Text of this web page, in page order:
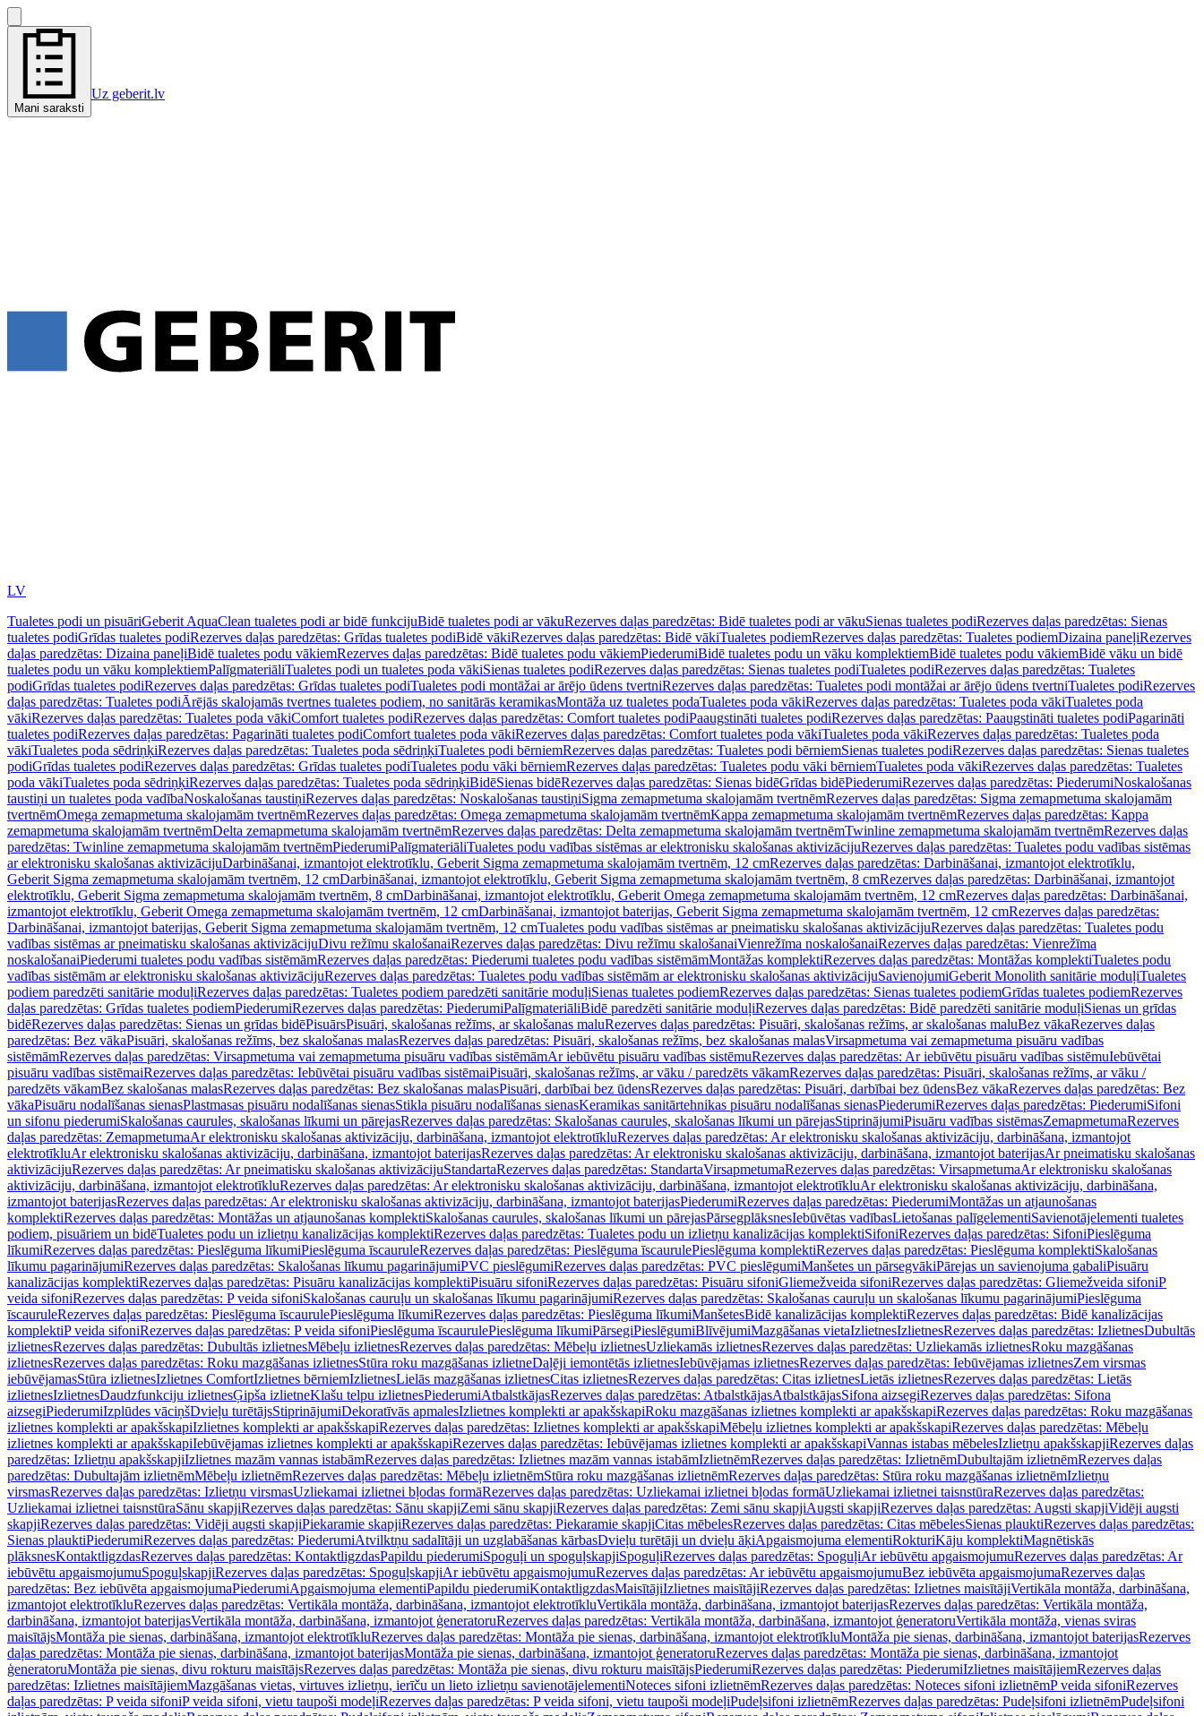
Mani saraksti
Uz geberit.lv
LV
Tualetes podi un pisuāriGeberit AquaClean tualetes podi ar bidē funkcijuBidē tualetes podi ar vākuRezerves daļas paredzētas: Bidē tualetes podi ar vākuSienas tualetes podiRezerves daļas paredzētas: Sienas
tualetes podiGrīdas tualetes podiRezerves daļas paredzētas: Grīdas tualetes podiBidē vākiRezerves daļas paredzētas: Bidē vākiTualetes podiemRezerves daļas paredzētas: Tualetes podiemDizaina paneļiRezerves
daļas paredzētas: Dizaina paneļiBidē tualetes podu vākiemRezerves daļas paredzētas: Bidē tualetes podu vākiemPiederumiBidē tualetes podu un vāku komplektiemBidē tualetes podu vākiemBidē vāku un bidē
tualetes podu un vāku komplektiemPalīgmateriāliTualetes podi un tualetes poda vākiSienas tualetes podiRezerves daļas paredzētas: Sienas tualetes podiTualetes podiRezerves daļas paredzētas: Tualetes
podiGrīdas tualetes podiRezerves daļas paredzētas: Grīdas tualetes podiTualetes podi montāžai ar ārējo ūdens tvertniRezerves daļas paredzētas: Tualetes podi montāžai ar ārējo ūdens tvertniTualetes podiRezerves
daļas paredzētas: Tualetes podiĀrējās skalojamās tvertnes tualetes podiem, no sanitārās keramikasMontāža uz tualetes podaTualetes poda vākiRezerves daļas paredzētas: Tualetes poda vākiTualetes poda
vākiRezerves daļas paredzētas: Tualetes poda vākiComfort tualetes podiRezerves daļas paredzētas: Comfort tualetes podiPaaugstināti tualetes podiRezerves daļas paredzētas: Paaugstināti tualetes podiPagarināti
tualetes podiRezerves daļas paredzētas: Pagarināti tualetes podiComfort tualetes poda vākiRezerves daļas paredzētas: Comfort tualetes poda vākiTualetes poda vākiRezerves daļas paredzētas: Tualetes poda
vākiTualetes poda sēdriņķiRezerves daļas paredzētas: Tualetes poda sēdriņķiTualetes podi bērniemRezerves daļas paredzētas: Tualetes podi bērniemSienas tualetes podiRezerves daļas paredzētas: Sienas tualetes
podiGrīdas tualetes podiRezerves daļas paredzētas: Grīdas tualetes podiTualetes podu vāki bērniemRezerves daļas paredzētas: Tualetes podu vāki bērniemTualetes poda vākiRezerves daļas paredzētas: Tualetes
poda vākiTualetes poda sēdriņķiRezerves daļas paredzētas: Tualetes poda sēdriņķiBidēSienas bidēRezerves daļas paredzētas: Sienas bidēGrīdas bidēPiederumiRezerves daļas paredzētas: PiederumiNoskalošanas
taustiņi un tualetes poda vadībaNoskalošanas taustiņiRezerves daļas paredzētas: Noskalošanas taustiņiSigma zemapmetuma skalojamām tvertnēmRezerves daļas paredzētas: Sigma zemapmetuma skalojamām
tvertnēmOmega zemapmetuma skalojamām tvertnēmRezerves daļas paredzētas: Omega zemapmetuma skalojamām tvertnēmKappa zemapmetuma skalojamām tvertnēmRezerves daļas paredzētas: Kappa
zemapmetuma skalojamām tvertnēmDelta zemapmetuma skalojamām tvertnēmRezerves daļas paredzētas: Delta zemapmetuma skalojamām tvertnēmTwinline zemapmetuma skalojamām tvertnēmRezerves daļas
paredzētas: Twinline zemapmetuma skalojamām tvertnēmPiederumiPalīgmateriāliTualetes podu vadības sistēmas ar elektronisku skalošanas aktivizācijuRezerves daļas paredzētas: Tualetes podu vadības sistēmas
ar elektronisku skalošanas aktivizācijuDarbināšanai, izmantojot elektrotīklu, Geberit Sigma zemapmetuma skalojamām tvertnēm, 12 cmRezerves daļas paredzētas: Darbināšanai, izmantojot elektrotīklu,
Geberit Sigma zemapmetuma skalojamām tvertnēm, 12 cmDarbināšanai, izmantojot elektrotīklu, Geberit Sigma zemapmetuma skalojamām tvertnēm, 8 cmRezerves daļas paredzētas: Darbināšanai, izmantojot
elektrotīklu, Geberit Sigma zemapmetuma skalojamām tvertnēm, 8 cmDarbināšanai, izmantojot elektrotīklu, Geberit Omega zemapmetuma skalojamām tvertnēm, 12 cmRezerves daļas paredzētas: Darbināšanai,
izmantojot elektrotīklu, Geberit Omega zemapmetuma skalojamām tvertnēm, 12 cmDarbināšanai, izmantojot baterijas, Geberit Sigma zemapmetuma skalojamām tvertnēm, 12 cmRezerves daļas paredzētas:
Darbināšanai, izmantojot baterijas, Geberit Sigma zemapmetuma skalojamām tvertnēm, 12 cmTualetes podu vadības sistēmas ar pneimatisku skalošanas aktivizācijuRezerves daļas paredzētas: Tualetes podu
vadības sistēmas ar pneimatisku skalošanas aktivizācijuDivu režīmu skalošanaiRezerves daļas paredzētas: Divu režīmu skalošanaiVienrežīma noskalošanaiRezerves daļas paredzētas: Vienrežīma
noskalošanaiPiederumi tualetes podu vadības sistēmāmRezerves daļas paredzētas: Piederumi tualetes podu vadības sistēmāmMontāžas komplektiRezerves daļas paredzētas: Montāžas komplektiTualetes podu
vadības sistēmām ar elektronisku skalošanas aktivizācijuRezerves daļas paredzētas: Tualetes podu vadības sistēmām ar elektronisku skalošanas aktivizācijuSavienojumiGeberit Monolith sanitārie moduļiTualetes
podiem paredzēti sanitārie moduļiRezerves daļas paredzētas: Tualetes podiem paredzēti sanitārie moduļiSienas tualetes podiemRezerves daļas paredzētas: Sienas tualetes podiemGrīdas tualetes podiemRezerves
daļas paredzētas: Grīdas tualetes podiemPiederumiRezerves daļas paredzētas: PiederumiPalīgmateriāliBidē paredzēti sanitārie moduļiRezerves daļas paredzētas: Bidē paredzēti sanitārie moduļiSienas un grīdas
bidēRezerves daļas paredzētas: Sienas un grīdas bidēPisuārsPisuāri, skalošanas režīms, ar skalošanas maluRezerves daļas paredzētas: Pisuāri, skalošanas režīms, ar skalošanas maluBez vākaRezerves daļas
paredzētas: Bez vākaPisuāri, skalošanas režīms, bez skalošanas malasRezerves daļas paredzētas: Pisuāri, skalošanas režīms, bez skalošanas malasVirsapmetuma vai zemapmetuma pisuāru vadības
sistēmāmRezerves daļas paredzētas: Virsapmetuma vai zemapmetuma pisuāru vadības sistēmāmAr iebūvētu pisuāru vadības sistēmuRezerves daļas paredzētas: Ar iebūvētu pisuāru vadības sistēmuIebūvētai
pisuāru vadības sistēmaiRezerves daļas paredzētas: Iebūvētai pisuāru vadības sistēmaiPisuāri, skalošanas režīms, ar vāku / paredzēts vākamRezerves daļas paredzētas: Pisuāri, skalošanas režīms, ar vāku /
paredzēts vākamBez skalošanas malasRezerves daļas paredzētas: Bez skalošanas malasPisuāri, darbībai bez ūdensRezerves daļas paredzētas: Pisuāri, darbībai bez ūdensBez vākaRezerves daļas paredzētas: Bez
vākaPisuāru nodalīšanas sienasPlastmasas pisuāru nodalīšanas sienasStikla pisuāru nodalīšanas sienasKeramikas sanitārtehnikas pisuāru nodalīšanas sienasPiederumiRezerves daļas paredzētas: PiederumiSifoni
un sifonu piederumiSkalošanas caurules, skalošanas līkumi un pārejasRezerves daļas paredzētas: Skalošanas caurules, skalošanas līkumi un pārejasStiprinājumiPisuāru vadības sistēmasZemapmetumaRezerves
daļas paredzētas: ZemapmetumaAr elektronisku skalošanas aktivizāciju, darbināšana, izmantojot elektrotīkluRezerves daļas paredzētas: Ar elektronisku skalošanas aktivizāciju, darbināšana, izmantojot
elektrotīkluAr elektronisku skalošanas aktivizāciju, darbināšana, izmantojot baterijasRezerves daļas paredzētas: Ar elektronisku skalošanas aktivizāciju, darbināšana, izmantojot baterijasAr pneimatisku skalošanas
aktivizācijuRezerves daļas paredzētas: Ar pneimatisku skalošanas aktivizācijuStandartaRezerves daļas paredzētas: StandartaVirsapmetumaRezerves daļas paredzētas: VirsapmetumaAr elektronisku skalošanas
aktivizāciju, darbināšana, izmantojot elektrotīkluRezerves daļas paredzētas: Ar elektronisku skalošanas aktivizāciju, darbināšana, izmantojot elektrotīkluAr elektronisku skalošanas aktivizāciju, darbināšana,
izmantojot baterijasRezerves daļas paredzētas: Ar elektronisku skalošanas aktivizāciju, darbināšana, izmantojot baterijasPiederumiRezerves daļas paredzētas: PiederumiMontāžas un atjaunošanas
komplektiRezerves daļas paredzētas: Montāžas un atjaunošanas komplektiSkalošanas caurules, skalošanas līkumi un pārejasPārsegplāksnesIebūvētas vadībasLietošanas palīgelementiSavienotājelementi tualetes
podiem, pisuāriem un bidēTualetes podu un izlietņu kanalizācijas komplektiRezerves daļas paredzētas: Tualetes podu un izlietņu kanalizācijas komplektiSifoniRezerves daļas paredzētas: SifoniPieslēguma
līkumiRezerves daļas paredzētas: Pieslēguma līkumiPieslēguma īscauruleRezerves daļas paredzētas: Pieslēguma īscaurulePieslēguma komplektiRezerves daļas paredzētas: Pieslēguma komplektiSkalošanas
līkumu pagarinājumiRezerves daļas paredzētas: Skalošanas līkumu pagarinājumiPVC pieslēgumiRezerves daļas paredzētas: PVC pieslēgumiManšetes un pārsegvākiPārejas un savienojuma gabaliPisuāru
kanalizācijas komplektiRezerves daļas paredzētas: Pisuāru kanalizācijas komplektiPisuāru sifoniRezerves daļas paredzētas: Pisuāru sifoniGliemežveida sifoniRezerves daļas paredzētas: Gliemežveida sifoniP
veida sifoniRezerves daļas paredzētas: P veida sifoniSkalošanas cauruļu un skalošanas līkumu pagarinājumiRezerves daļas paredzētas: Skalošanas cauruļu un skalošanas līkumu pagarinājumiPieslēguma
īscauruleRezerves daļas paredzētas: Pieslēguma īscaurulePieslēguma līkumiRezerves daļas paredzētas: Pieslēguma līkumiManšetesBidē kanalizācijas komplektiRezerves daļas paredzētas: Bidē kanalizācijas
komplektiP veida sifoniRezerves daļas paredzētas: P veida sifoniPieslēguma īscaurulePieslēguma līkumiPārsegiPieslēgumiBlīvējumiMazgāšanas vietaIzlietnesIzlietnesRezerves daļas paredzētas: IzlietnesDubultās
izlietnesRezerves daļas paredzētas: Dubultās izlietnesMēbeļu izlietnesRezerves daļas paredzētas: Mēbeļu izlietnesUzliekamās izlietnesRezerves daļas paredzētas: Uzliekamās izlietnesRoku mazgāšanas
izlietnesRezerves daļas paredzētas: Roku mazgāšanas izlietnesStūra roku mazgāšanas izlietneDaļēji iemontētās izlietnesIebūvējamas izlietnesRezerves daļas paredzētas: Iebūvējamas izlietnesZem virsmas
iebūvējamasStūra izlietnesIzlietnes ComfortIzlietnes bērniemIzlietnesLielās mazgāšanas izlietnesCitas izlietnesRezerves daļas paredzētas: Citas izlietnesLietās izlietnesRezerves daļas paredzētas: Lietās
izlietnesIzlietnesDaudzfunkciju izlietnesĢipša izlietneKlašu telpu izlietnesPiederumiAtbalstkājasRezerves daļas paredzētas: AtbalstkājasAtbalstkājasSifona aizsegiRezerves daļas paredzētas: Sifona
aizsegiPiederumiIzplūdes vāciņšDvieļu turētājsStiprinājumiDekoratīvās apmalesIzlietnes komplekti ar apakšskapiRoku mazgāšanas izlietnes komplekti ar apakšskapiRezerves daļas paredzētas: Roku mazgāšanas
izlietnes komplekti ar apakšskapiIzlietnes komplekti ar apakšskapiRezerves daļas paredzētas: Izlietnes komplekti ar apakšskapiMēbeļu izlietnes komplekti ar apakšskapiRezerves daļas paredzētas: Mēbeļu
izlietnes komplekti ar apakšskapiIebūvējamas izlietnes komplekti ar apakšskapiRezerves daļas paredzētas: Iebūvējamas izlietnes komplekti ar apakšskapiVannas istabas mēbelesIzlietņu apakšskapjiRezerves daļas
paredzētas: Izlietņu apakšskapjiIzlietnes mazām vannas istabāmRezerves daļas paredzētas: Izlietnes mazām vannas istabāmIzlietnēmRezerves daļas paredzētas: IzlietnēmDubultajām izlietnēmRezerves daļas
paredzētas: Dubultajām izlietnēmMēbeļu izlietnēmRezerves daļas paredzētas: Mēbeļu izlietnēmStūra roku mazgāšanas izlietnēmRezerves daļas paredzētas: Stūra roku mazgāšanas izlietnēmIzlietņu
virsmasRezerves daļas paredzētas: Izlietņu virsmasUzliekamai izlietnei bļodas formāRezerves daļas paredzētas: Uzliekamai izlietnei bļodas formāUzliekamai izlietnei taisnstūraRezerves daļas paredzētas:
Uzliekamai izlietnei taisnstūraSānu skapjiRezerves daļas paredzētas: Sānu skapjiZemi sānu skapjiRezerves daļas paredzētas: Zemi sānu skapjiAugsti skapjiRezerves daļas paredzētas: Augsti skapjiVidēji augsti
skapjiRezerves daļas paredzētas: Vidēji augsti skapjiPiekaramie skapjiRezerves daļas paredzētas: Piekaramie skapjiCitas mēbelesRezerves daļas paredzētas: Citas mēbelesSienas plauktiRezerves daļas paredzētas:
Sienas plauktiPiederumiRezerves daļas paredzētas: PiederumiAtvilktņu sadalītāji un uzglabāšanas kārbasDvieļu turētāji un dvieļu āķiApgaismojuma elementiRokturiKāju komplektiMagnētiskās
plāksnesKontaktligzdasRezerves daļas paredzētas: KontaktligzdasPapildu piederumiSpoguļi un spoguļskapjiSpoguļiRezerves daļas paredzētas: SpoguļiAr iebūvētu apgaismojumuRezerves daļas paredzētas: Ar
iebūvētu apgaismojumuSpoguļskapjiRezerves daļas paredzētas: SpoguļskapjiAr iebūvētu apgaismojumuRezerves daļas paredzētas: Ar iebūvētu apgaismojumuBez iebūvēta apgaismojumaRezerves daļas
paredzētas: Bez iebūvēta apgaismojumaPiederumiApgaismojuma elementiPapildu piederumiKontaktligzdasMaisītājiIzlietnes maisītājiRezerves daļas paredzētas: Izlietnes maisītājiVertikāla montāža, darbināšana,
izmantojot elektrotīkluRezerves daļas paredzētas: Vertikāla montāža, darbināšana, izmantojot elektrotīkluVertikāla montāža, darbināšana, izmantojot baterijasRezerves daļas paredzētas: Vertikāla montāža,
darbināšana, izmantojot baterijasVertikāla montāža, darbināšana, izmantojot ģeneratoruRezerves daļas paredzētas: Vertikāla montāža, darbināšana, izmantojot ģeneratoruVertikāla montāža, vienas sviras
maisītājsMontāža pie sienas, darbināšana, izmantojot elektrotīkluRezerves daļas paredzētas: Montāža pie sienas, darbināšana, izmantojot elektrotīkluMontāža pie sienas, darbināšana, izmantojot baterijasRezerves
daļas paredzētas: Montāža pie sienas, darbināšana, izmantojot baterijasMontāža pie sienas, darbināšana, izmantojot ģeneratoruRezerves daļas paredzētas: Montāža pie sienas, darbināšana, izmantojot
ģeneratoruMontāža pie sienas, divu rokturu maisītājsRezerves daļas paredzētas: Montāža pie sienas, divu rokturu maisītājsPiederumiRezerves daļas paredzētas: PiederumiIzlietnes maisītājiemRezerves daļas
paredzētas: Izlietnes maisītājiemMazgāšanas vietas, virtuves izlietņu, ierīču un lieto izlietņu savienotājelementiNoteces sifoni izlietnēmRezerves daļas paredzētas: Noteces sifoni izlietnēmP veida sifoniRezerves
daļas paredzētas: P veida sifoniP veida sifoni, vietu taupoši modeļiRezerves daļas paredzētas: P veida sifoni, vietu taupoši modeļiPudeļsifoni izlietnēmRezerves daļas paredzētas: Pudeļsifoni izlietnēmPudeļsifoni